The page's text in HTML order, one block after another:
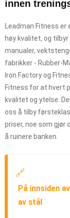
innen
Leadman Fitness
høy kvalitet, og
manualer,
fabrikker - Rubber-
Iron Factory og
Fitness for at hvert
kvalitet og ytelse.
oss å tilby
priser, noe som gjør
å ruinere banken.
🔗
På innsiden
av stål